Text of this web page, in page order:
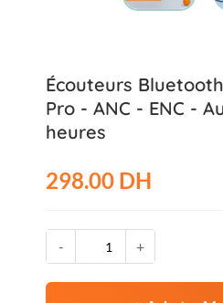
Écouteurs
Pro - ANC - ENC -
heures
298.00 DH
- +